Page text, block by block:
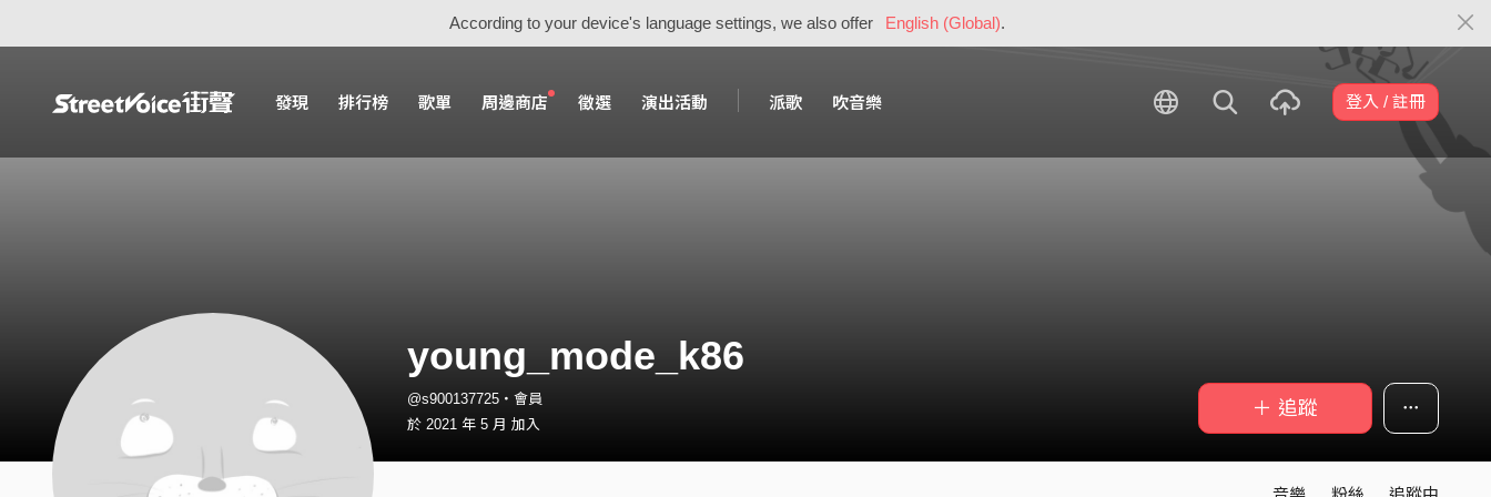
According to your device's language settings, we also offer English (Global).
發現 排行榜 歌單 周邊商店 徵選 演出活動 派歌 吹音樂 登入 / 註冊
young_mode_k86
@s900137725・會員
於 2021 年 5 月 加入
＋ 追蹤